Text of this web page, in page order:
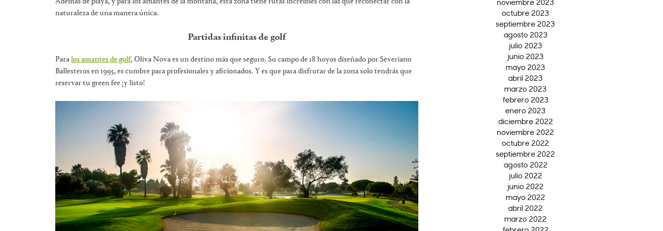
naturaleza de una manera única.
Partidas infinitas de golf
Paralos amantes de golf, Oliva Nova es un destino más que seguro. Su campo de 18 hoyos diseñado por Severiano
Ballesteros en 1995, es cumbre para profesionales y aficionados. Y es que para disfrutar de la zona solo tendrás que
reservar tu green fee ¡y listo!
octubre 2023
septiembre 2023
agosto 2023
julio 2023
junio 2023
mayo 2023
abril 2023
marzo 2023
febrero 2023
enero 2023
diciembre 2022
noviembre 2022
octubre 2022
septiembre 2022
agosto 2022
julio 2022
junio 2022
mayo 2022
abril 2022
marzo 2022